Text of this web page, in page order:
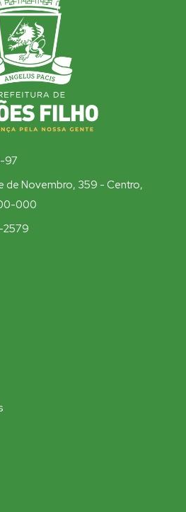
97
de Novembro, 359 - Centro,
000
2579